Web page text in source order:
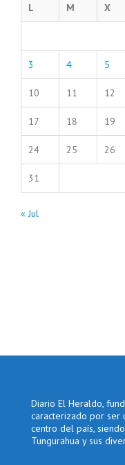
L M X
3 4 5
10 11 12
17 18 19
24 25 26
31
« Jul
Diario El Heraldo,
caracterizado por ser
centro del país,
Tungurahua y sus